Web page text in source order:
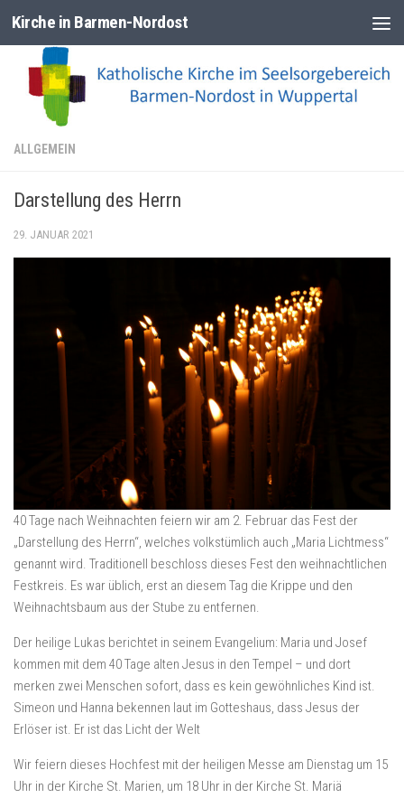
Zum Inhalt springen
Kirche in Barmen-Nordost
ALLGEMEIN
Darstellung des Herrn
29. JANUAR 2021
40 Tage nach Weihnachten feiern wir am 2. Februar das Fest der
„Darstellung des Herrn“, welches volkstümlich auch „Maria Lichtmess“
genannt wird. Traditionell beschloss dieses Fest den weihnachtlichen
Festkreis. Es war üblich, erst an diesem Tag die Krippe und den
Weihnachtsbaum aus der Stube zu entfernen.
Der heilige Lukas berichtet in seinem Evangelium: Maria und Josef
kommen mit dem 40 Tage alten Jesus in den Tempel – und dort
merken zwei Menschen sofort, dass es kein gewöhnliches Kind ist.
Simeon und Hanna bekennen laut im Gotteshaus, dass Jesus der
Erlöser ist. Er ist das Licht der Welt
Wir feiern dieses Hochfest mit der heiligen Messe am Dienstag um 15
Uhr in der Kirche St. Marien, um 18 Uhr in der Kirche St. Mariä